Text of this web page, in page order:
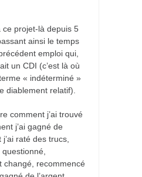
projet-là depuis 5
ainsi le temps
emploi qui,
un CDI (c’est là où
« indéterminé »
diablement relatif).
comment j’ai trouvé
j’ai gagné de
raté des trucs,
changé, recommencé